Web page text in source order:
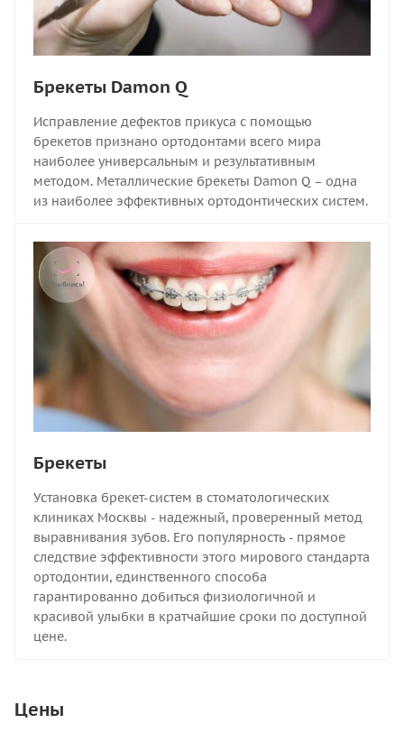
Брекеты Damon Q
Исправление дефектов прикуса с помощью
брекетов признано ортодонтами всего мира
наиболее универсальным и результативным
методом. Металлические брекеты Damon Q – одна
из наиболее эффективных ортодонтических систем.
Брекеты
Установка брекет-систем в стоматологических
клиниках Москвы - надежный, проверенный метод
выравнивания зубов. Его популярность - прямое
следствие эффективности этого мирового стандарта
ортодонтии, единственного способа
гарантированно добиться физиологичной и
красивой улыбки в кратчайшие сроки по доступной
цене.
Цены